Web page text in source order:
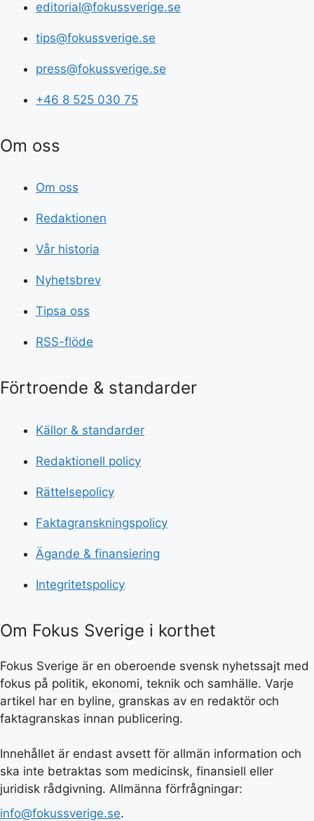
editorial@fokussverige.se
tips@fokussverige.se
press@fokussverige.se
+46 8 525 030 75
Om oss
Om oss
Redaktionen
Vår historia
Nyhetsbrev
Tipsa oss
RSS-flöde
Förtroende & standarder
Källor & standarder
Redaktionell policy
Rättelsepolicy
Faktagranskningspolicy
Ägande & finansiering
Integritetspolicy
Om Fokus Sverige i korthet
Fokus Sverige är en oberoende svensk nyhetssajt med
fokus på politik, ekonomi, teknik och samhälle. Varje
artikel har en byline, granskas av en redaktör och
faktagranskas innan publicering.
Innehållet är endast avsett för allmän information och
ska inte betraktas som medicinsk, finansiell eller
juridisk rådgivning. Allmänna förfrågningar:
info@fokussverige.se.